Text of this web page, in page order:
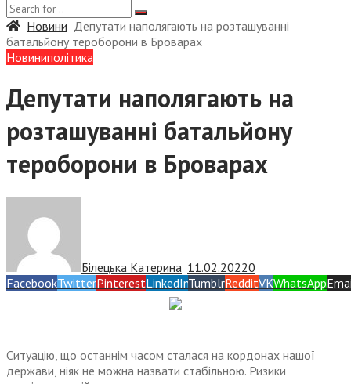
Новини Депутати наполягають на розташуванні
батальйону тероборони в Броварах
Новиниполітика
Депутати наполягають на
розташуванні батальйону
тероборони в Броварах
Білецька Катерина— 11.02.20220
FacebookTwitterPinterestLinkedInTumblrRedditVKWhatsApp
Ситуацію, що останнім часом сталася на кордонах нашої
держави, ніяк не можна назвати стабільною. Ризики